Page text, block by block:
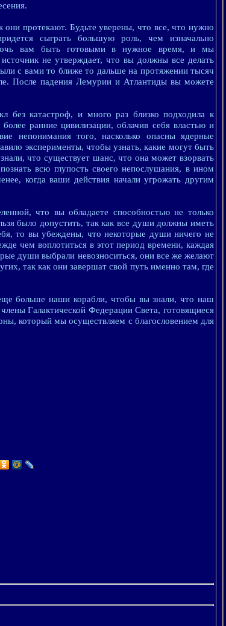
протекают. Будьте уверены, что все, что нужно
сыграть большую роль, чем изначально
вам быть готовыми в нужное время, и мы
не утверждает, что вы должны все делать
с вами то ближе то дальше на протяжении тысяч
После падения Лемурии и Атлантиды вы можете
без катастроф, и много раз близко подходила к
ранние цивилизации, облачив себя властью и
непонимания того, насколько опасны ядерные
эксперименты, чтобы узнать, какие могут быть
что существует шанс, что она может взорвать
всю глупость своего непослушания, в ином
когда ваши действия начали угрожать другим
что вы обладаете способностью не только
было допустить, так как все души должны иметь
то вы убеждены, что некоторые души ничего не
чем воплотиться в этот период времени, каждая
души выбрали невозноситься, они все же желают
так как они завершат свой путь именно там, где
больше наши корабли, чтобы вы знали, что наш
Галактической Федерации Света, готовящиеся
который мы осуществляем с благословением для